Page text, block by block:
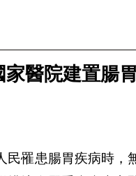
醫院建置腸
罹患腸胃疾病時，